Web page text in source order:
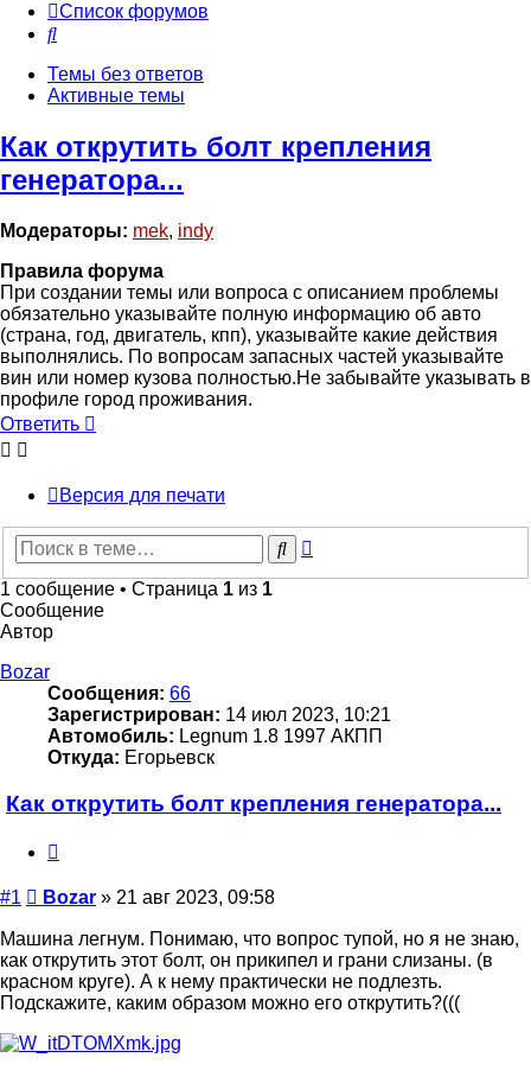
Список форумов
Поиск
Темы без ответов
Активные темы
Как открутить болт крепления
генератора...
Модераторы: mek, indy
Правила форума
При создании темы или вопроса с описанием проблемы
обязательно указывайте полную информацию об авто
(страна, год, двигатель, кпп), указывайте какие действия
выполнялись. По вопросам запасных частей указывайте
вин или номер кузова полностью.Не забывайте указывать в
профиле город проживания.
Ответить
Версия для печати
Поиск
1 сообщение • Страница 1 из 1
Сообщение
Автор
Bozar
Сообщения: 66
Зарегистрирован: 14 июл 2023, 10:21
Автомобиль: Legnum 1.8 1997 АКПП
Откуда: Егорьевск
Как открутить болт крепления генератора...
#1 Сообщение
Bozar » 21 авг 2023, 09:58
Машина легнум. Понимаю, что вопрос тупой, но я не знаю,
как открутить этот болт, он прикипел и грани слизаны. (в
красном круге). А к нему практически не подлезть.
Подскажите, каким образом можно его открутить?(((